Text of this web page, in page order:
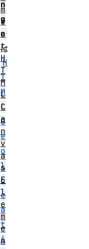
n
g
e
は
H
T
M
L
G
e
o
l
o
c
a
t
i
m
e
n
t
H
T
M
L
C
a
n
v
a
s
E
l
e
m
e
n